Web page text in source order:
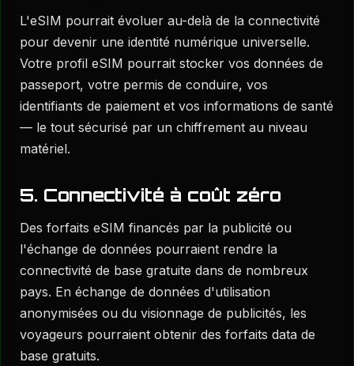
L'eSIM pourrait évoluer au-delà de la connectivité
pour devenir une identité numérique universelle.
Votre profil eSIM pourrait stocker vos données de
passeport, votre permis de conduire, vos
identifiants de paiement et vos informations de santé
— le tout sécurisé par un chiffrement au niveau
matériel.
5. Connectivité à coût zéro
Des forfaits eSIM financés par la publicité ou
l'échange de données pourraient rendre la
connectivité de base gratuite dans de nombreux
pays. En échange de données d'utilisation
anonymisées ou du visionnage de publicités, les
voyageurs pourraient obtenir des forfaits data de
base gratuits.